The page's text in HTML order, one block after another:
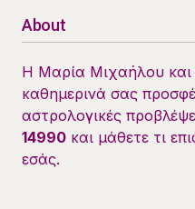
About
Η Μαρία Μιχαήλου και
καθημερινά σας
αστρολογικές
14990 και μάθετε τι
εσάς.